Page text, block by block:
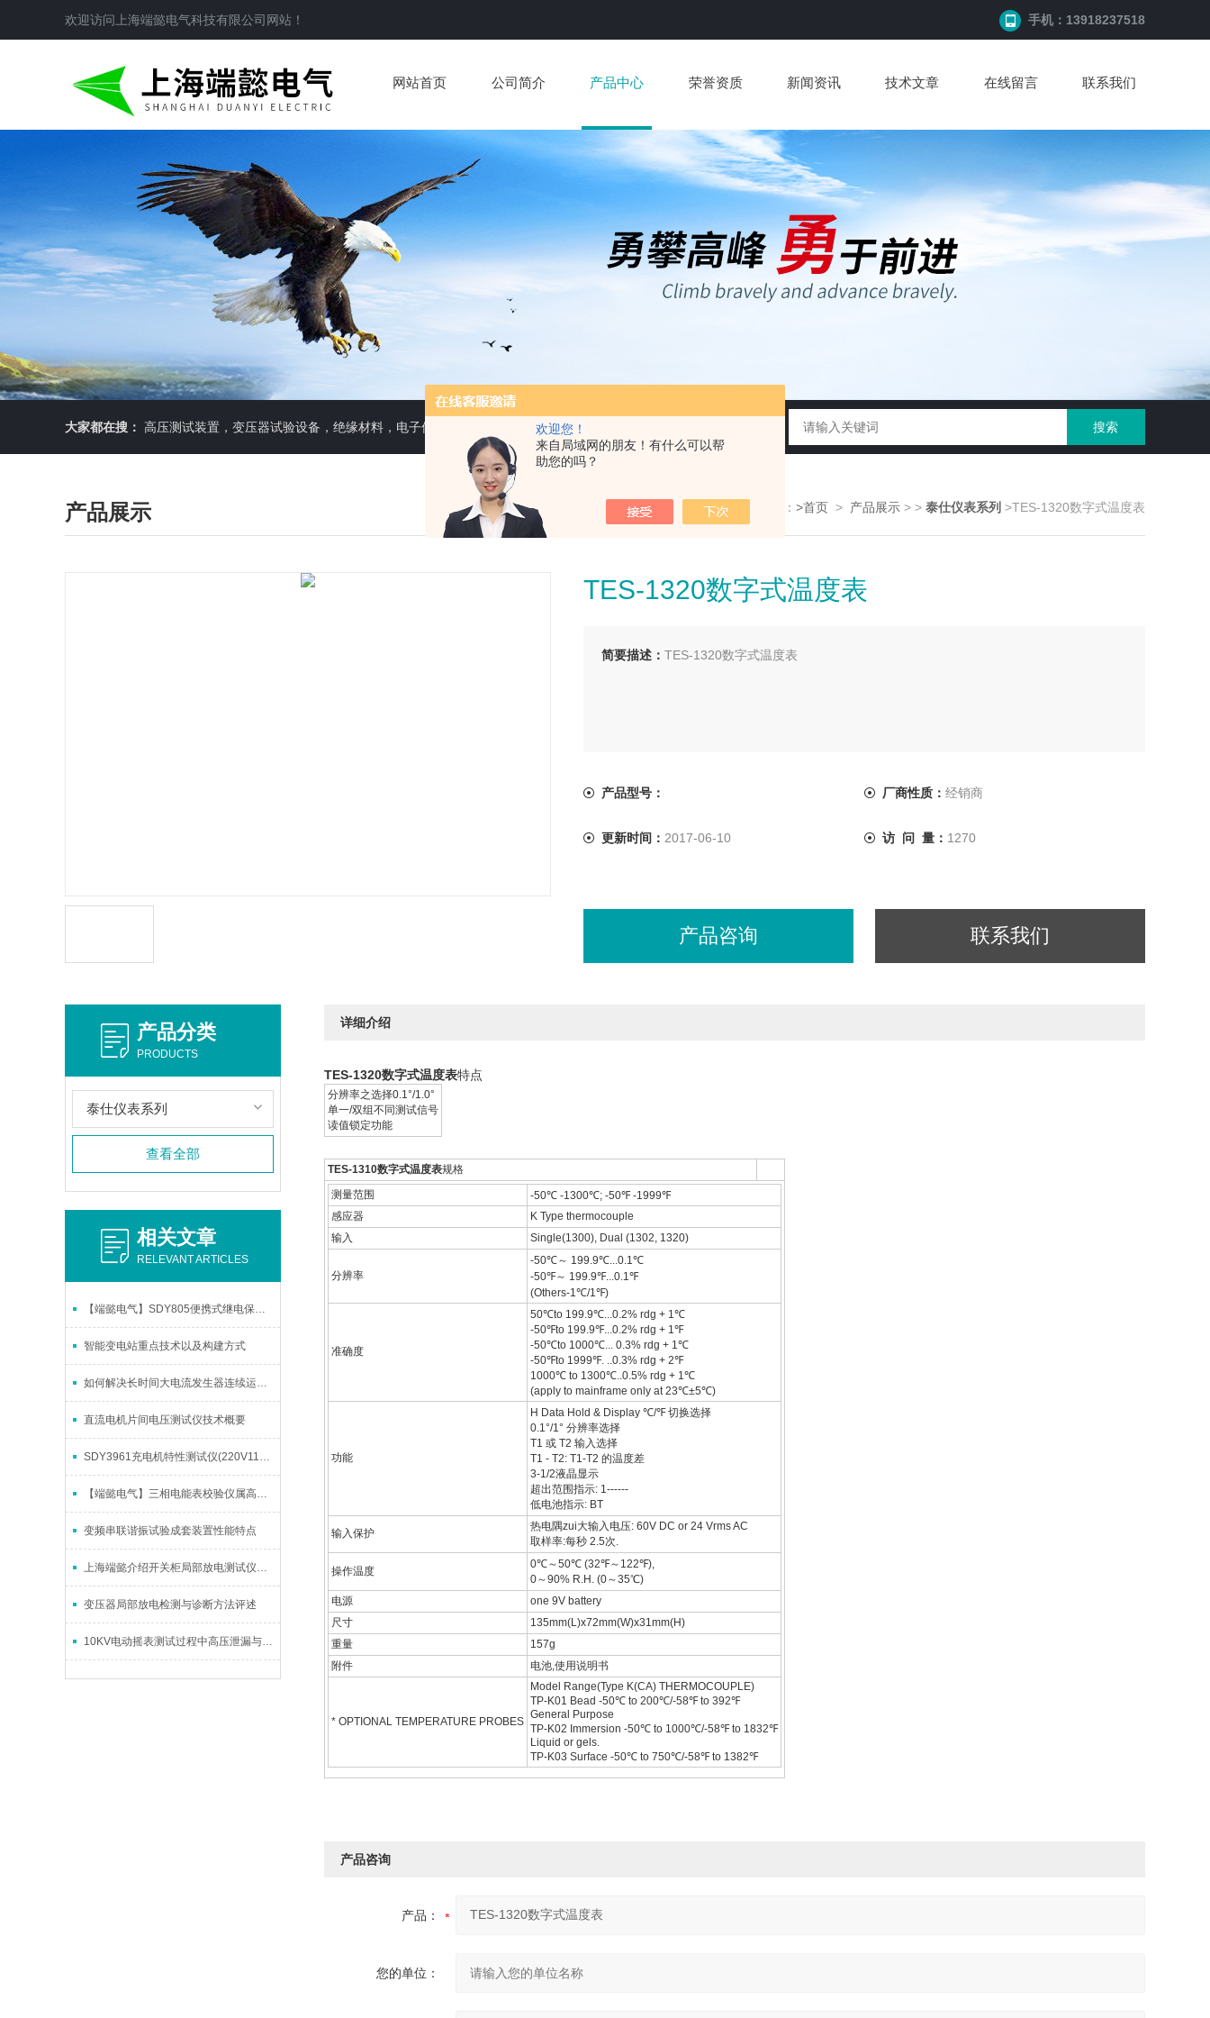
欢迎您！
来自局域网的朋友！有什么可以帮
助您的吗？
欢迎访问 上海端懿电气科技有限公司 网站！ 手机：13918237518
网站首页 公司简介 产品中心 荣誉资质 新闻资讯 技术文章 在线留言 联系我们
大家都在搜： 高压测试装置，变压器试验设备，绝缘材料，电子仪器仪表
产品展示 您现在的位置： >首页 > 产品展示 > > 泰仕仪表系列 >TES-1320数字式温度表
TES-1320数字式温度表
简要描述： TES-1320数字式温度表
产品型号： 厂商性质： 经销商
更新时间： 2017-06-10 访 问 量： 1270
产品咨询 联系我们
产品分类
PRODUCTS
泰仕仪表系列
查看全部
相关文章
RELEVANT ARTICLES
【端懿电气】SDY805便携式继电保护测试仪的概述
智能变电站重点技术以及构建方式
如何解决长时间大电流发生器连续运行时的散热与温漂问题
直流电机片间电压测试仪技术概要
SDY3961充电机特性测试仪(220V110V50A)的功能特点
【端懿电气】三相电能表校验仪属高精密仪器
变频串联谐振试验成套装置性能特点
上海端懿介绍开关柜局部放电测试仪的使用方法
变压器局部放电检测与诊断方法评述
10KV电动摇表测试过程中高压泄漏与干扰的排除方法
详细介绍
TES-1320数字式温度表特点
分辨率之选择0.1°/1.0°
单一/双组不同测试信号
读值锁定功能
TES-1310数字式温度表规格
测量范围
-50℃ -1300℃; -50℉ -1999℉
感应器
K Type thermocouple
输入
Single(1300), Dual (1302, 1320)
分辨率
-50℃～ 199.9℃...0.1℃
-50℉～ 199.9℉...0.1℉
(Others-1℃/1℉)
准确度
50℃to 199.9℃...0.2% rdg + 1℃
-50℉to 199.9℉...0.2% rdg + 1℉
-50℃to 1000℃... 0.3% rdg + 1℃
-50℉to 1999℉. ..0.3% rdg + 2℉
1000℃ to 1300℃..0.5% rdg + 1℃
(apply to mainframe only at 23℃±5℃)
功能
H Data Hold & Display ℃/℉ 切换选择
0.1°/1° 分辨率选择
T1 或 T2 输入选择
T1 - T2: T1-T2 的温度差
3-1/2液晶显示
超出范围指示: 1------
低电池指示: BT
输入保护
热电隅zui大输入电压: 60V DC or 24 Vrms AC
取样率:每秒 2.5次.
操作温度
0℃～50℃ (32℉～122℉),
0～90% R.H. (0～35℃)
电源
one 9V battery
尺寸
135mm(L)x72mm(W)x31mm(H)
重量
157g
附件
电池,使用说明书
* OPTIONAL TEMPERATURE PROBES
Model Range(Type K(CA) THERMOCOUPLE)
TP-K01 Bead -50℃ to 200℃/-58℉ to 392℉
General Purpose
TP-K02 Immersion -50℃ to 1000℃/-58℉ to 1832℉
Liquid or gels.
TP-K03 Surface -50℃ to 750℃/-58℉ to 1382℉
产品咨询
产品：
您的单位：